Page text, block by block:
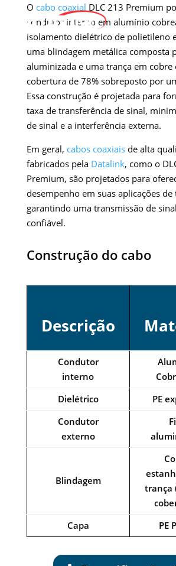
O cabo coaxial DLC 213 Premium
condutor interno em alumínio
isolamento dielétrico de polietileno
uma blindagem metálica composta
aluminizada e uma trança em cobre
cobertura de 78% sobreposto por
Essa construção é projetada para
taxa de transferência de sinal,
de sinal e a interferência externa.
Em geral, cabos coaxiais de alta
fabricados pela Datalink, como o
Premium, são projetados para
desempenho em suas aplicações de
garantindo uma transmissão de
confiável.
Construção do cabo
Descrição
Condutor
interno
Dielétrico
PE
Condutor
externo
Blindagem
trança
Capa
PE